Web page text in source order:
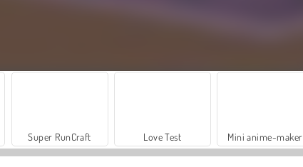
Super RunCraft Love Test Mini anime-maker